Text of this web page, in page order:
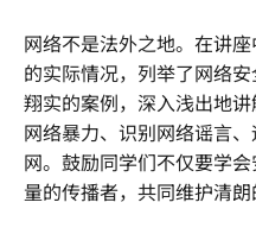
网络不是法外之地。在讲
的实际情况，列举了网络
翔实的案例，深入浅出地
网络暴力、识别网络谣言
网。鼓励同学们不仅要学
量的传播者，共同维护清朗